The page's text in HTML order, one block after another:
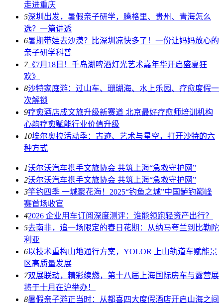
走进重庆
5深圳出发，暑假亲子研学，腾格里、贵州、青海怎么
选？一篇讲透
6暑期带娃去沙漠？比深圳凉快多了！一份让妈妈放心的
亲子研学科普
7《7月18日！千岛湖啤酒灯光艺术嘉年华开启盛夏狂
欢》
8沙特家庭游：过山车、珊瑚海、水上乐园、疗愈度假一
次解锁
9疗愈酒店成文旅升级新赛道 北京最好疗愈师培训机构
心韵疗愈赋能行业价值升级
10埃尔奥拉活动季：古迹、艺术与星空，打开沙特的六
种方式
1​沃尔沃汽车携手文旅协会 共筑上海“急救守护网”
2​沃尔沃汽车携手文旅协会 共筑上海“急救守护网”
3竿钓四季 一城聚花海！2025“钓鱼之城”中国鲈钓巅峰
赛首场收官
42026 企业用车订阅深度测评：谁能领跑轻资产出行？
5去南非，追一场限定的春日花期：从纳马夸兰到比勒陀
利亚
6以技术重构山地通行方案，YOLOR 上山轨道车赋能景
区高质量发展
7双展联动，精彩续燃，第十八届上海国际房车与露营展
将于十月在沪举办！
8暑假亲子游正当时：从都喜四大度假酒店开启山海之间